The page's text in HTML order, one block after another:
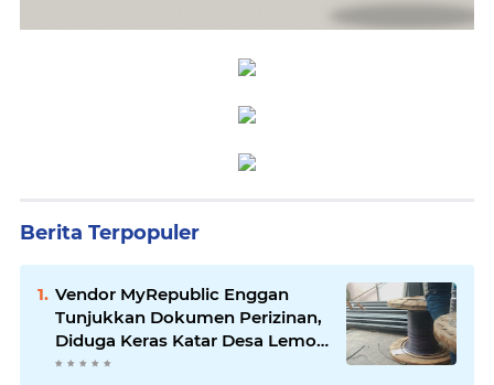
Berita Terpopuler
Vendor MyRepublic Enggan
Tunjukkan Dokumen Perizinan,
Diduga Keras Katar Desa Lemo
Disebut Handle Kordinasi